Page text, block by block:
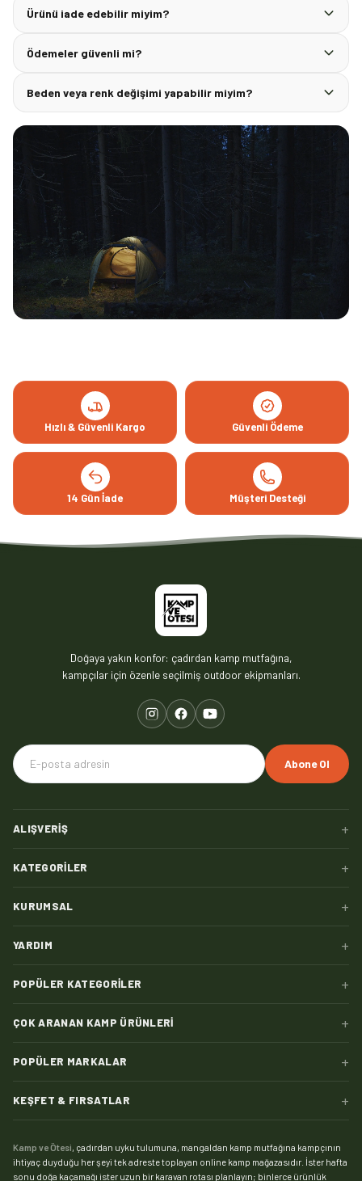
Ürünü iade edebilir miyim?
Ödemeler güvenli mi?
Beden veya renk değişimi yapabilir miyim?
Hızlı & Güvenli Kargo Güvenli Ödeme
14 Gün İade Müşteri Desteği
Doğaya yakın konfor: çadırdan kamp mutfağına,
kampçılar için özenle seçilmiş outdoor ekipmanları.
Abone Ol
ALIŞVERIŞ +
KATEGORILER +
KURUMSAL +
YARDIM +
POPÜLER KATEGORILER +
ÇOK ARANAN KAMP ÜRÜNLERI +
POPÜLER MARKALAR +
KEŞFET & FIRSATLAR +
Kamp ve Ötesi , çadırdan uyku tulumuna, mangaldan kamp mutfağına kampçının
ihtiyaç duyduğu her şeyi tek adreste toplayan online kamp mağazasıdır. İster hafta
sonu doğa kaçamağı ister uzun bir karavan rotası planlayın; binlerce ürünlük